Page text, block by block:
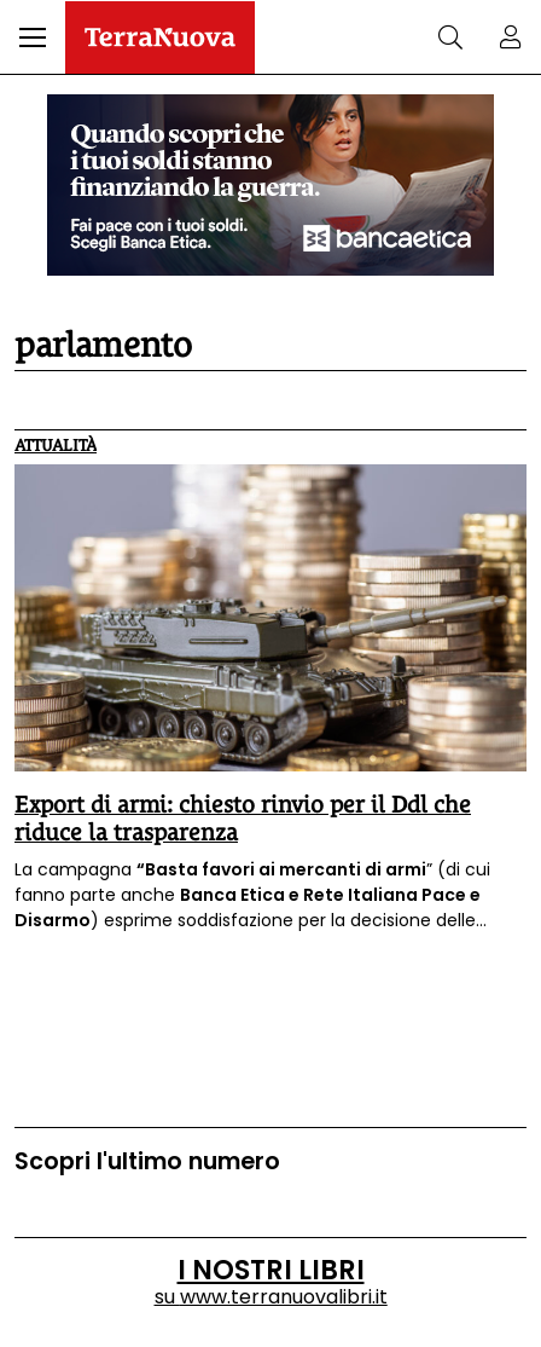
parlamento
ATTUALITÀ
Export di armi: chiesto rinvio per il Ddl che
riduce la trasparenza
La campagna “Basta favori ai mercanti di armi” (di cui
fanno parte anche Banca Etica e Rete Italiana Pace e
Disarmo) esprime soddisfazione per la decisione delle
Scopri l'ultimo numero
I NOSTRI LIBRI
suwww.terranuovalibri.it